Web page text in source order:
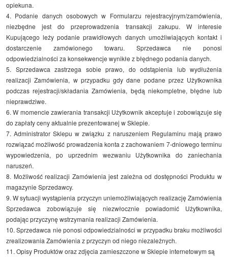
opiekuna.
4. Podanie danych osobowych w Formularzu rejestracyjnym/zamówienia,
niezbędne jest do przeprowadzenia transakcji zakupu. W interesie
Kupującego leży podanie prawidłowych danych umożliwiających kontakt i
dostarczenie zamówionego towaru. Sprzedawca nie ponosi
odpowiedzialności za konsekwencje wynikłe z błędnego podania danych.
5. Sprzedawca zastrzega sobie prawo, do odstąpienia lub wydłużenia
realizacji Zamówienia, w przypadku gdy dane podane przez Użytkownika
podczas rejestracji/składania Zamówienia, będą niekompletne, błędne lub
nieprawdziwe.
6. W momencie zawierania transakcji Użytkownik akceptuje i zobowiązuje się
do zapłaty ceny aktualnie prezentowanej w Sklepie.
7. Administrator Sklepu w związku z naruszeniem Regulaminu mają prawo
rozwiązać możliwość prowadzenia konta z zachowaniem 7-dniowego terminu
wypowiedzenia, po uprzednim wezwaniu Użytkownika do zaniechania
naruszeń.
8. Możliwość realizacji Zamówienia jest zależna od dostępności Produktu w
magazynie Sprzedawcy.
9. W sytuacji wystąpienia przyczyn uniemożliwiających realizację Zamówienia
Sprzedawca zobowiązuje się niezwłocznie powiadomić Użytkownika,
podając przyczynę wstrzymania realizacji Zamówienia.
10. Sprzedawca nie ponosi odpowiedzialności w przypadku braku możliwości
zrealizowania Zamówienia z przyczyn od niego niezależnych.
11. Opisy Produktów oraz zdjęcia zamieszczone w Sklepie internetowym są